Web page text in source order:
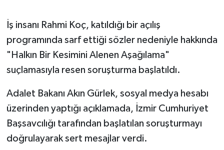
İş insanı Rahmi Koç, katıldığı bir açılış
programında sarf ettiği sözler nedeniyle hakkında
"Halkın Bir Kesimini Alenen Aşağılama"
suçlamasıyla resen soruşturma başlatıldı.
​Adalet Bakanı Akın Gürlek, sosyal medya hesabı
üzerinden yaptığı açıklamada, İzmir Cumhuriyet
Başsavcılığı tarafından başlatılan soruşturmayı
doğrulayarak sert mesajlar verdi.